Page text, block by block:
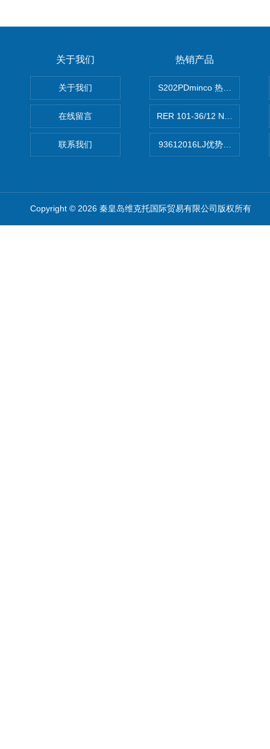
关于我们
关于我们
在线留言
联系我们
热销产品
S202PDminco 热电阻
RER 101-36/12 NHH离心
93612016LJ优势供应美国
Copyright © 2026 秦皇岛维克托国际贸易有限公司版权所有